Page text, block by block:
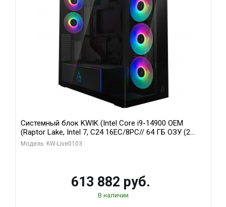
Системный блок KWIK (Intel Core i9-14900 OEM
(Raptor Lake, Intel 7, C24 16EC/8PC// 64 ГБ ОЗУ (2
модуля)/ Afox RTX4090 24GB GDDR6X 384-Bit 3xDP
Модель: KW-Live0103
613 882 руб.
В наличии